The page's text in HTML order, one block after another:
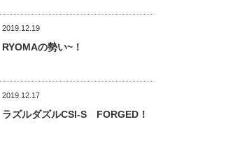
2019.12.19
RYOMAの勢い~！
2019.12.17
ラズルダズルCSI-S FORGED！